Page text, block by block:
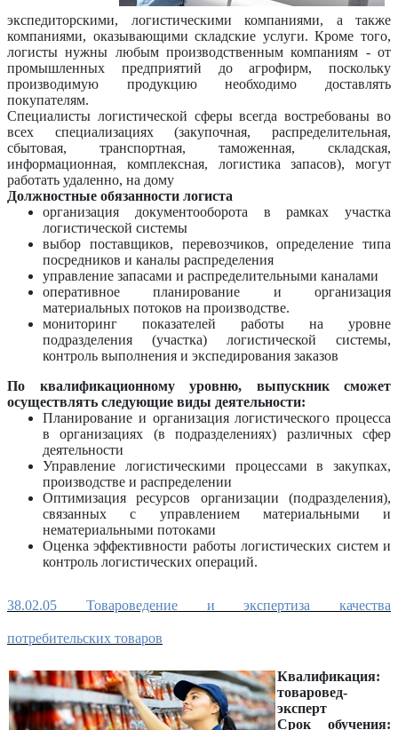
экспедиторскими, логистическими компаниями, а также
компаниями, оказывающими складские услуги. Кроме того,
логисты нужны любым производственным компаниям - от
промышленных предприятий до агрофирм, поскольку
производимую продукцию необходимо доставлять
покупателям.
Специалисты логистической сферы всегда востребованы во
всех специализациях (закупочная, распределительная,
сбытовая, транспортная, таможенная, складская,
информационная, комплексная, логистика запасов), могут
работать удаленно, на дому
Должностные обязанности логиста
организация документооборота в рамках участка
логистической системы
выбор поставщиков, перевозчиков, определение типа
посредников и каналы распределения
управление запасами и распределительными каналами
оперативное планирование и организация
материальных потоков на производстве.
мониторинг показателей работы на уровне
подразделения (участка) логистической системы,
контроль выполнения и экспедирования заказов
По квалификационному уровню, выпускник сможет
осуществлять следующие виды деятельности:
Планирование и организация логистического процесса
в организациях (в подразделениях) различных сфер
деятельности
Управление логистическими процессами в закупках,
производстве и распределении
Оптимизация ресурсов организации (подразделения),
связанных с управлением материальными и
нематериальными потоками
Оценка эффективности работы логистических систем и
контроль логистических операций.
38.02.05 Товароведение и экспертиза качества
потребительских товаров
Квалификация:
товаровед-
эксперт
Срок обучения: